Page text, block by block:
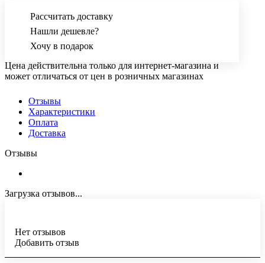
Рассчитать доставку
Нашли дешевле?
Хочу в подарок
Цена действительна только для интернет-магазина и
может отличаться от цен в розничных магазинах
Отзывы
Характеристики
Оплата
Доставка
Отзывы
Загрузка отзывов...
Нет отзывов
Добавить отзыв